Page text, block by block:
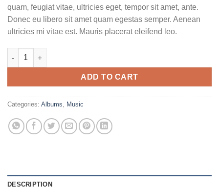
quam, feugiat vitae, ultricies eget, tempor sit amet, ante.
Donec eu libero sit amet quam egestas semper. Aenean
ultricies mi vitae est. Mauris placerat eleifend leo.
Woo Album #1 quantity
ADD TO CART
Categories: Albums, Music
DESCRIPTION